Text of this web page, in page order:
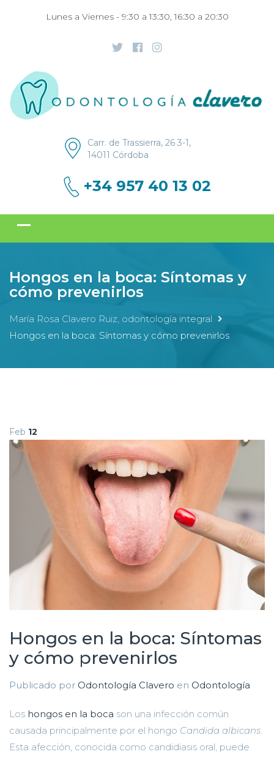
Lunes a Viernes - 9:30 a 13:30, 16:30 a 20:30
Carr. de Trassierra, 26 3-1,
14011 Córdoba
+34 957 40 13 02
Hongos en la boca: Síntomas y
cómo prevenirlos
María Rosa Clavero Ruiz, odontología integral
Hongos en la boca: Síntomas y cómo prevenirlos
Feb 12
Hongos en la boca: Síntomas
y cómo prevenirlos
Publicado por Odontología Clavero en Odontología
Los hongos en la boca son una infección común
causada principalmente por el hongo Candida albicans.
Esta afección, conocida como candidiasis oral, puede